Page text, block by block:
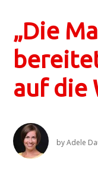
„Die
auf die
byAdele